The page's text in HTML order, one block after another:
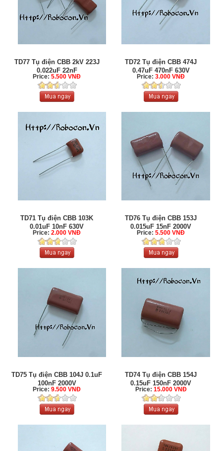
TD77 Tụ điện CBB 2kV 223J
0.022uF 22nF
Price:5.500 VNĐ
TD72 Tụ điện CBB 474J
0.47uF 470nF 630V
Price:3.000 VNĐ
TD71 Tụ điện CBB 103K
0.01uF 10nF 630V
Price:2.000 VNĐ
TD76 Tụ điện CBB 153J
0.015uF 15nF 2000V
Price:5.500 VNĐ
TD75 Tụ điện CBB 104J 0.1uF
100nF 2000V
Price:9.500 VNĐ
TD74 Tụ điện CBB 154J
0.15uF 150nF 2000V
Price: 15.000 VNĐ